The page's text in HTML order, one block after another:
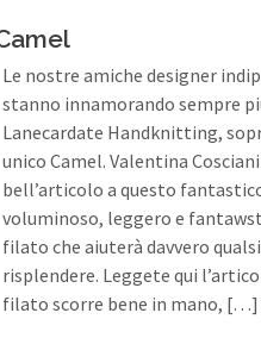
Le nostre amiche designer
stanno innamorando sempre
Lanecardate Handknitting,
unico Camel. Valentina
bell’articolo a questo
voluminoso, leggero e
filato che aiuterà davvero
risplendere. Leggete qui
filato scorre bene in mano, […]